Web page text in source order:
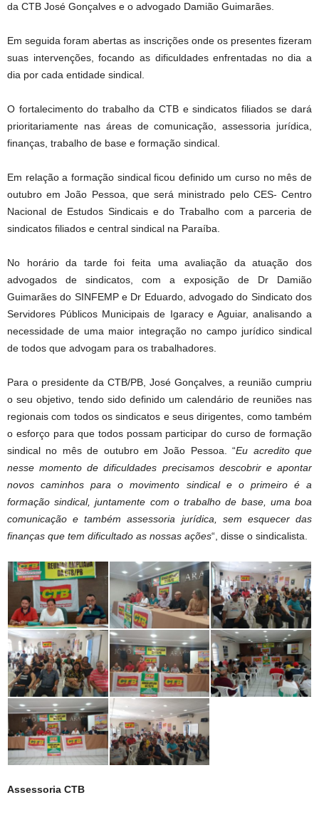
da CTB José Gonçalves e o advogado Damião Guimarães.
Em seguida foram abertas as inscrições onde os presentes fizeram
suas intervenções, focando as dificuldades enfrentadas no dia a
dia por cada entidade sindical.
O fortalecimento do trabalho da CTB e sindicatos filiados se dará
prioritariamente nas áreas de comunicação, assessoria jurídica,
finanças, trabalho de base e formação sindical.
Em relação a formação sindical ficou definido um curso no mês de
outubro em João Pessoa, que será ministrado pelo CES- Centro
Nacional de Estudos Sindicais e do Trabalho com a parceria de
sindicatos filiados e central sindical na Paraíba.
No horário da tarde foi feita uma avaliação da atuação dos
advogados de sindicatos, com a exposição de Dr Damião
Guimarães do SINFEMP e Dr Eduardo, advogado do Sindicato dos
Servidores Públicos Municipais de Igaracy e Aguiar, analisando a
necessidade de uma maior integração no campo jurídico sindical
de todos que advogam para os trabalhadores.
Para o presidente da CTB/PB, José Gonçalves, a reunião cumpriu
o seu objetivo, tendo sido definido um calendário de reuniões nas
regionais com todos os sindicatos e seus dirigentes, como também
o esforço para que todos possam participar do curso de formação
sindical no mês de outubro em João Pessoa. “Eu acredito que
nesse momento de dificuldades precisamos descobrir e apontar
novos caminhos para o movimento sindical e o primeiro é a
formação sindical, juntamente com o trabalho de base, uma boa
comunicação e também assessoria jurídica, sem esquecer das
finanças que tem dificultado as nossas ações“, disse o sindicalista.
Assessoria CTB